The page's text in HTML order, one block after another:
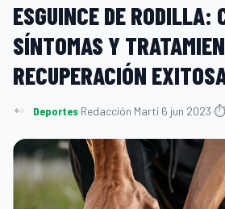
ESGUINCE DE RODILLA:
SÍNTOMAS Y
RECUPERACIÓN
Deportes·Redacción Martí·6 jun 2023·⏱